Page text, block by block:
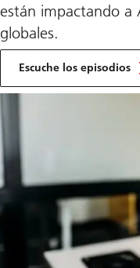
están impactando a
globales.
Escuche los episodios
Ir
a
sección
Podcast